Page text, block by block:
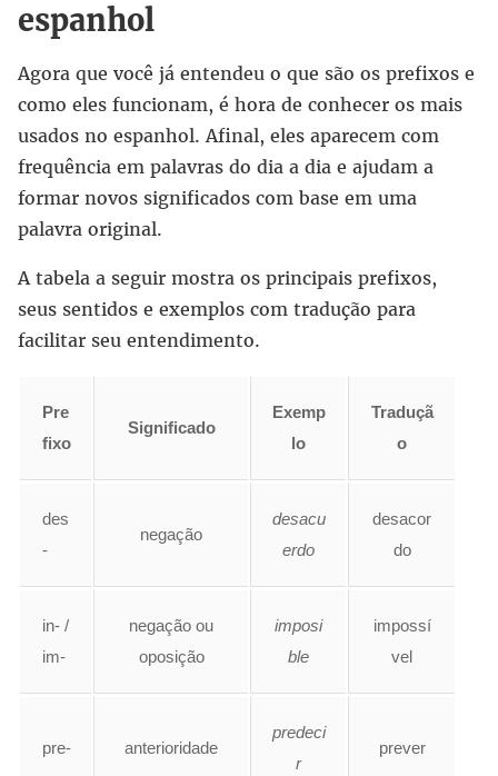
espanhol
Agora que você já entendeu o que são os prefixos e
como eles funcionam, é hora de conhecer os mais
usados no espanhol. Afinal, eles aparecem com
frequência em palavras do dia a dia e ajudam a
formar novos significados com base em uma
palavra original.
A tabela a seguir mostra os principais prefixos,
seus sentidos e exemplos com tradução para
facilitar seu entendimento.
Pre
fixo
Significado
Exemp
lo
Traduçã
o
des
-
negação
desacu
erdo
desacor
do
in- /
im-
negação ou
oposição
imposi
ble
impossí
vel
pre- anterioridade
predeci
r
prever